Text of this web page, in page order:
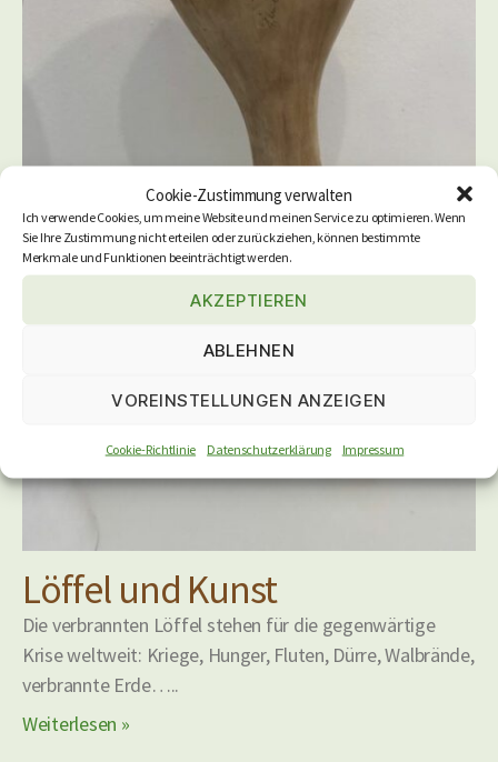
Cookie-Zustimmung verwalten
Ich verwende Cookies, um meine Website und meinen Service zu optimieren. Wenn
Sie Ihre Zustimmung nicht erteilen oder zurückziehen, können bestimmte
Merkmale und Funktionen beeinträchtigt werden.
AKZEPTIEREN
ABLEHNEN
VOREINSTELLUNGEN ANZEIGEN
Cookie-Richtlinie Datenschutzerklärung Impressum
Löffel und Kunst
Die verbrannten Löffel stehen für die gegenwärtige
Krise weltweit: Kriege, Hunger, Fluten, Dürre, Walbrände,
verbrannte Erde…..
Weiterlesen »